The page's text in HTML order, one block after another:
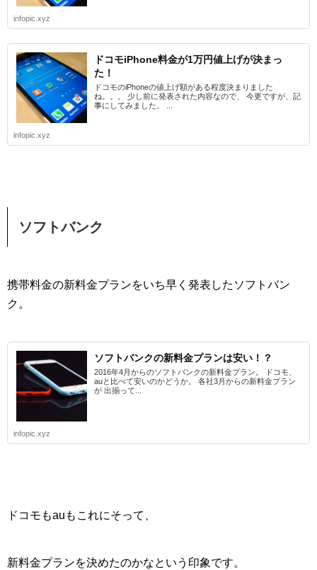
infopic.xyz
ドコモiPhone料金が1万円値上げが決まっ
た！
ドコモのiPhoneの値上げ額がある程度決まりました
ね。。。 少し前に発表された内容なので、 今更ですが、記
事にしてみました。 ...
infopic.xyz
ソフトバンク
携帯料金の新料金プランをいち早く発表したソフトバン
ク。
ソフトバンクの新料金プランは安い！？
2016年4月からのソフトバンクの新料金プラン。 ドコモ、
auと比べて安いのかどうか。 各社3月からの新料金プラン
が 出揃って...
infopic.xyz
ドコモもauもこれにそって、
新料金プランを決めたのかなという印象です。